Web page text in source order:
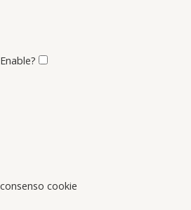
Enable?
consenso cookie